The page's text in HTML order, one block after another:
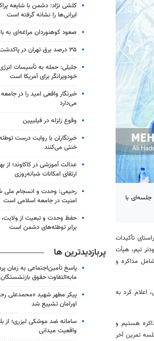
جلسه‌ای با
تأکیدات
تیم، هیأت
مذاکره و
اعلام کرد به
هستیم و
تمرین آخر
کلشی نژاد: دشمن با شایعه‌
ایرانی‌ها را نشانه گرفته است
صعود کوهنوردان مراغه‌ای به
۳۵ درصد برق تهران در پاکدشت تامین می شود
جلیلی: حمله به تأسیسات انرژی
خودویرانگر برای آمریکا است
خبرنگار واقعی امید را در
می‌دارد
وقوع زلزله در فیلیپین
خبرنگاران با روایت درست
خنثی می‌کنند
عدالت آموزشی در کاکاوند؛ از
ارتقای امکانات شبانه‌روزی
رحیمی: وحدت و انسجام ملی
امنیت در جامعه اسلامی است
حفظ وحدت و تبعیت از
برابر توطئه‌های دشمن است
پربازدیدترین ها
پاسخ تأمین‌اجتماعی به زمان
مابه‌التفاوت حقوق بازنشستگان
پیکر مطهر شهید «محمدعلی
اورامان تشییع شد
سامانه ضد موشکی لیزری؛ از
واقعیت میدانی